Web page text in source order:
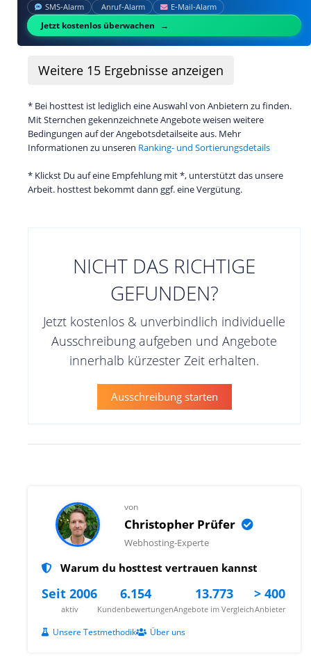
SMS‑Alarm Anruf‑Alarm E‑Mail‑Alarm
Jetzt kostenlos überwachen
Weitere 15 Ergebnisse anzeigen
* Bei hosttest ist lediglich eine Auswahl von Anbietern zu finden.
Mit Sternchen gekennzeichnete Angebote weisen weitere
Bedingungen auf der Angebotsdetailseite aus. Mehr
Informationen zu unseren Ranking- und Sortierungsdetails
* Klickst Du auf eine Empfehlung mit *, unterstützt das unsere
Arbeit. hosttest bekommt dann ggf. eine Vergütung.
NICHT DAS RICHTIGE
GEFUNDEN?
Jetzt kostenlos & unverbindlich individuelle
Ausschreibung aufgeben und Angebote
innerhalb kürzester Zeit erhalten.
Ausschreibung starten
von
Christopher Prüfer
Webhosting-Experte
Warum du hosttest vertrauen kannst
Seit 2006
aktiv
6.154
Kundenbewertungen
13.773
Angebote im Vergleich
> 400
Anbieter
Unsere Testmethodik Über uns